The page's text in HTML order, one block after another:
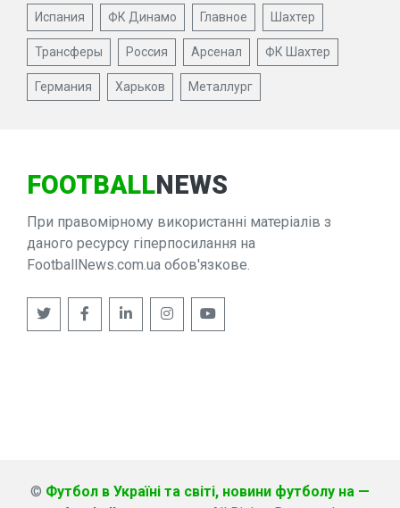
Испания ФК Динамо Главное Шахтер
Трансферы Россия Арсенал ФК Шахтер
Германия Харьков Металлург
FOOTBALLNEWS
При правомірному використанні матеріалів з
даного ресурсу гіперпосилання на
FootballNews.com.ua обов'язкове.
© Футбол в Україні та світі, новини футболу на —